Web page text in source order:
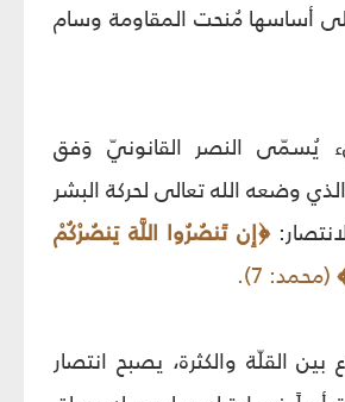
أساسها مُنحت المقاومة وسام
النصر القانونيّ وَفق
وضعه الله تعالى لحركة البشر
﴿إِن تَنصُرُوا اللَّهَ يَنصُرْكُمْ
(محمد: 7).
القلّة والكثرة، يصبح انتصار